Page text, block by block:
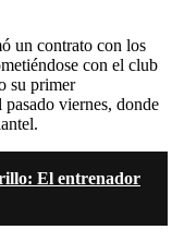
un contrato con los
con el club
su primer
viernes, donde
El entrenador